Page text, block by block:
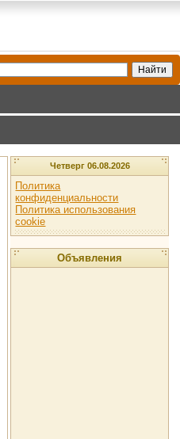
Четверг 06.08.2026
Политика
конфиденциальности
Политика использования
cookie
Объявления